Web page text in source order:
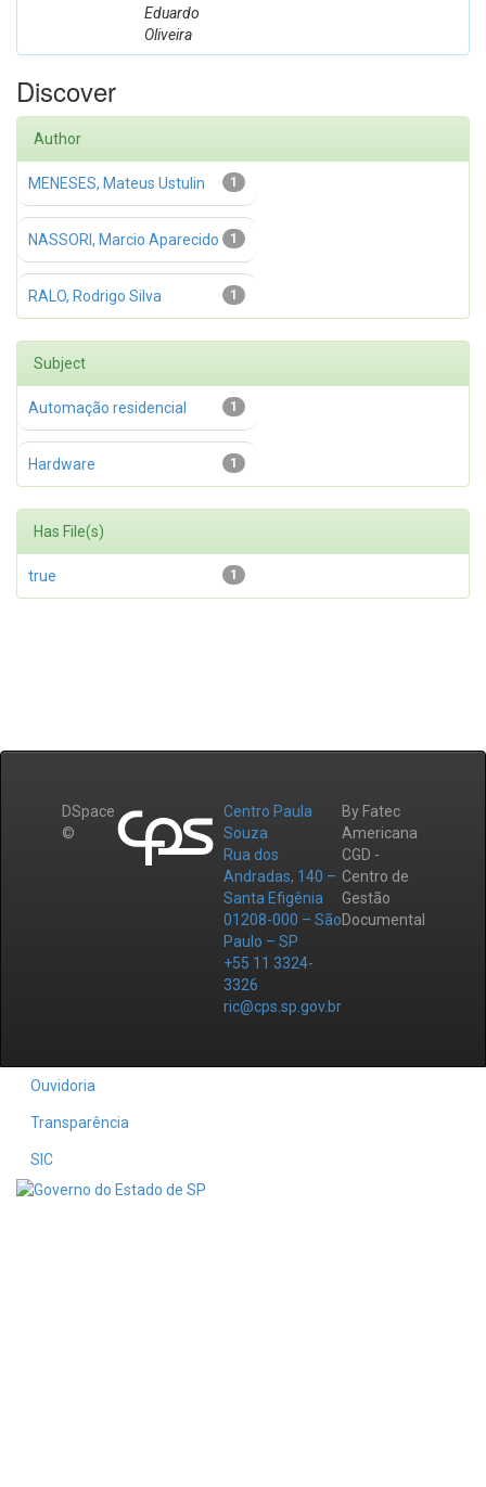
Eduardo
Oliveira
Discover
Author
1
MENESES, Mateus Ustulin
1
NASSORI, Marcio Aparecido
1
RALO, Rodrigo Silva
Subject
1
Automação residencial
1
Hardware
Has File(s)
1
true
DSpace
©
Centro Paula
Souza
Rua dos
Andradas, 140 –
Santa Efigênia
01208-000 – São
Paulo – SP
+55 11 3324-
3326
ric@cps.sp.gov.br
By Fatec
Americana
CGD -
Centro de
Gestão
Documental
Ouvidoria
Transparência
SIC